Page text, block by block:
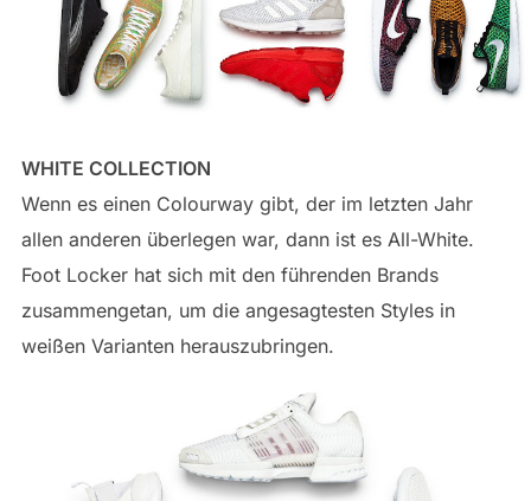
WHITE COLLECTION
Wenn es einen Colourway gibt, der im letzten Jahr
allen anderen überlegen war, dann ist es All-White.
Foot Locker hat sich mit den führenden Brands
zusammengetan, um die angesagtesten Styles in
weißen Varianten herauszubringen.